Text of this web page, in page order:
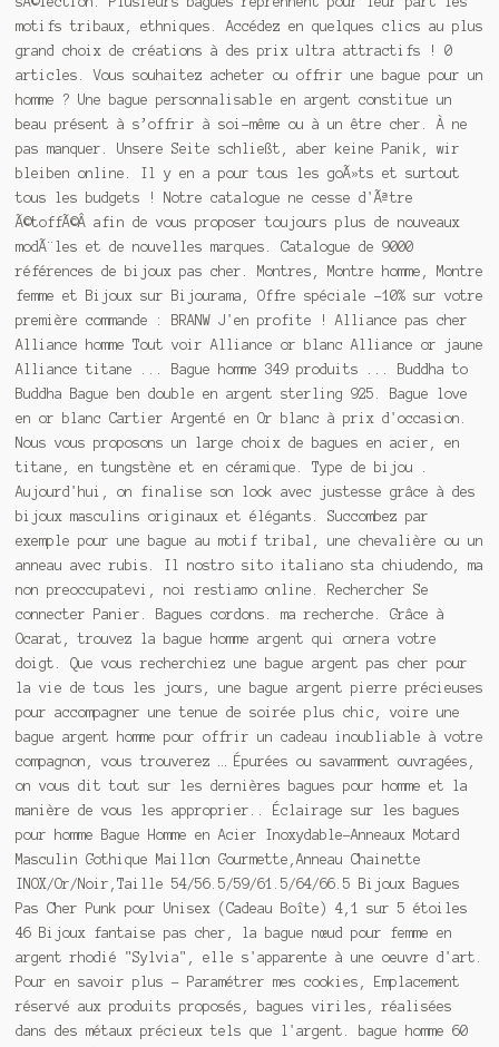
motifs tribaux, ethniques. Accédez en quelques clics au plus
grand choix de créations à des prix ultra attractifs ! 0
articles. Vous souhaitez acheter ou offrir une bague pour un
homme ? Une bague personnalisable en argent constitue un
beau présent à s’offrir à soi-même ou à un être cher. À ne
pas manquer. Unsere Seite schließt, aber keine Panik, wir
bleiben online. Il y en a pour tous les goÃ»ts et surtout
tous les budgets ! Notre catalogue ne cesse d'Ãªtre
Ã©toffÃ©Â afin de vous proposer toujours plus de nouveaux
modÃ¨les et de nouvelles marques. Catalogue de 9000
références de bijoux pas cher. Montres, Montre homme, Montre
femme et Bijoux sur Bijourama, Offre spéciale -10% sur votre
première commande : BRANW J'en profite ! Alliance pas cher
Alliance homme Tout voir Alliance or blanc Alliance or jaune
Alliance titane ... Bague homme 349 produits ... Buddha to
Buddha Bague ben double en argent sterling 925. Bague love
en or blanc Cartier Argenté en Or blanc à prix d'occasion.
Nous vous proposons un large choix de bagues en acier, en
titane, en tungstène et en céramique. Type de bijou .
Aujourd'hui, on finalise son look avec justesse grâce à des
bijoux masculins originaux et élégants. Succombez par
exemple pour une bague au motif tribal, une chevalière ou un
anneau avec rubis. Il nostro sito italiano sta chiudendo, ma
non preoccupatevi, noi restiamo online. Rechercher Se
connecter Panier. Bagues cordons. ma recherche. Grâce à
Ocarat, trouvez la bague homme argent qui ornera votre
doigt. Que vous recherchiez une bague argent pas cher pour
la vie de tous les jours, une bague argent pierre précieuses
pour accompagner une tenue de soirée plus chic, voire une
bague argent homme pour offrir un cadeau inoubliable à votre
compagnon, vous trouverez … Épurées ou savamment ouvragées,
on vous dit tout sur les dernières bagues pour homme et la
manière de vous les approprier.. Éclairage sur les bagues
pour homme Bague Homme en Acier Inoxydable-Anneaux Motard
Masculin Gothique Maillon Gourmette,Anneau Chainette
INOX/Or/Noir,Taille 54/56.5/59/61.5/64/66.5 Bijoux Bagues
Pas Cher Punk pour Unisex (Cadeau Boîte) 4,1 sur 5 étoiles
46 Bijoux fantaise pas cher, la bague nœud pour femme en
argent rhodié "Sylvia", elle s'apparente à une oeuvre d'art.
Pour en savoir plus - Paramétrer mes cookies, Emplacement
réservé aux produits proposés, bagues viriles, réalisées
dans des métaux précieux tels que l'argent. bague homme 60